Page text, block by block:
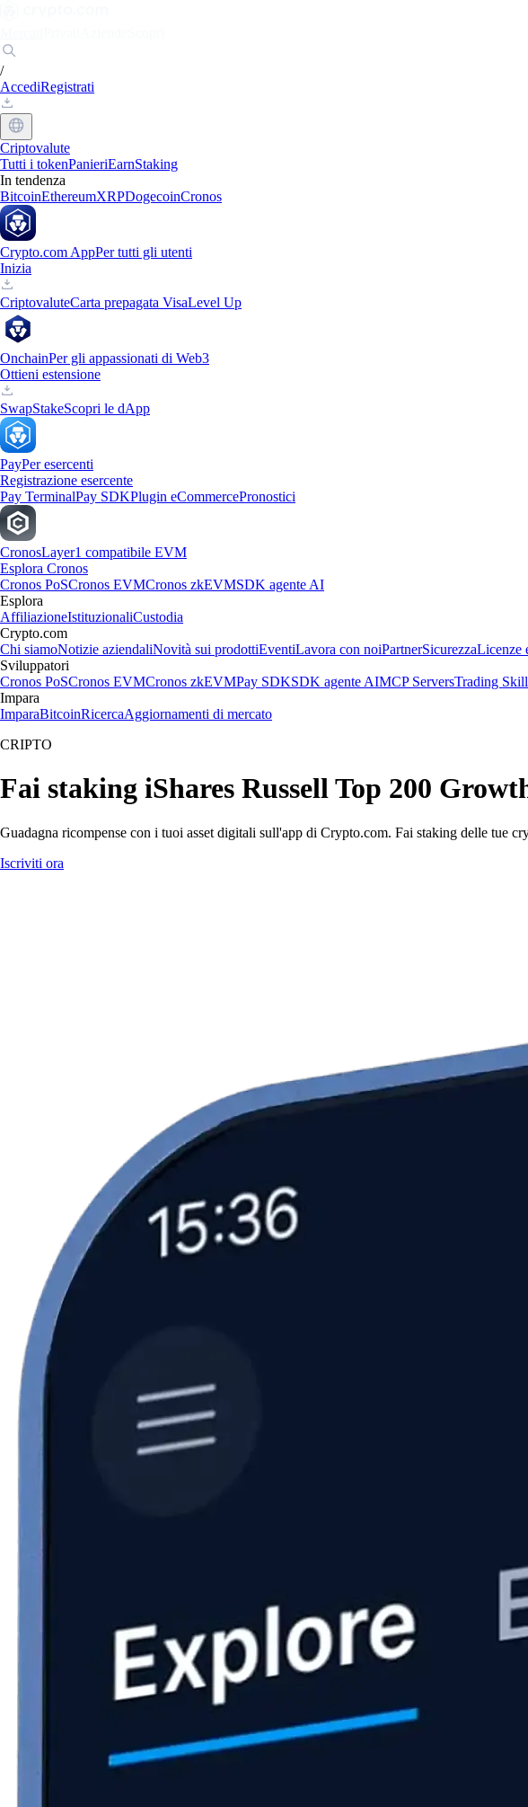
/
AccediRegistrati
Criptovalute
Tutti i tokenPanieriEarnStaking
In tendenza
BitcoinEthereumXRPDogecoinCronos
Crypto.com AppPer tutti gli utenti
Inizia
CriptovaluteCarta prepagata VisaLevel Up
OnchainPer gli appassionati di Web3
Ottieni estensione
SwapStakeScopri le dApp
PayPer esercenti
Registrazione esercente
Pay TerminalPay SDKPlugin eCommercePronostici
CronosLayer1 compatibile EVM
Esplora Cronos
Cronos PoSCronos EVMCronos zkEVMSDK agente AI
Esplora
AffiliazioneIstituzionaliCustodia
Crypto.com
Chi siamoNotizie aziendaliNovità sui prodottiEventiLavora con noiPartnerSicurezzaLicenze
Sviluppatori
Cronos PoSCronos EVMCronos zkEVMPay SDKSDK agente AIMCP ServersTrading
Impara
ImparaBitcoinRicercaAggiornamenti di mercato
CRIPTO
Fai staking iShares Russell Top 200
Guadagna ricompense con i tuoi asset digitali sull'app di Crypto.com. Fai staking delle tue
Iscriviti ora